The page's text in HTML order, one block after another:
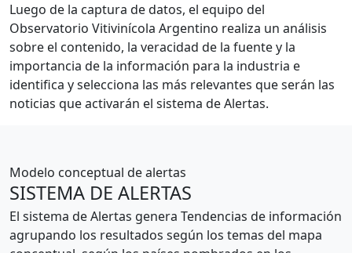
Luego de la captura de datos, el equipo del
Observatorio Vitivinícola Argentino realiza un análisis
sobre el contenido, la veracidad de la fuente y la
importancia de la información para la industria e
identifica y selecciona las más relevantes que serán las
noticias que activarán el sistema de Alertas.
Modelo conceptual de alertas
SISTEMA DE ALERTAS
El sistema de Alertas genera Tendencias de información
agrupando los resultados según los temas del mapa